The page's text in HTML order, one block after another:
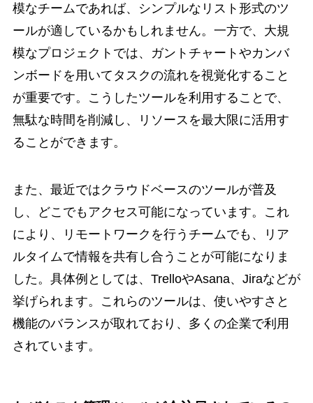
模なチームであれば、シンプルなリスト形式のツ
ールが適しているかもしれません。一方で、大規
模なプロジェクトでは、ガントチャートやカンバ
ンボードを用いてタスクの流れを視覚化すること
が重要です。こうしたツールを利用することで、
無駄な時間を削減し、リソースを最大限に活用す
ることができます。
また、最近ではクラウドベースのツールが普及
し、どこでもアクセス可能になっています。これ
により、リモートワークを行うチームでも、リア
ルタイムで情報を共有し合うことが可能になりま
した。具体例としては、TrelloやAsana、Jiraなどが
挙げられます。これらのツールは、使いやすさと
機能のバランスが取れており、多くの企業で利用
されています。